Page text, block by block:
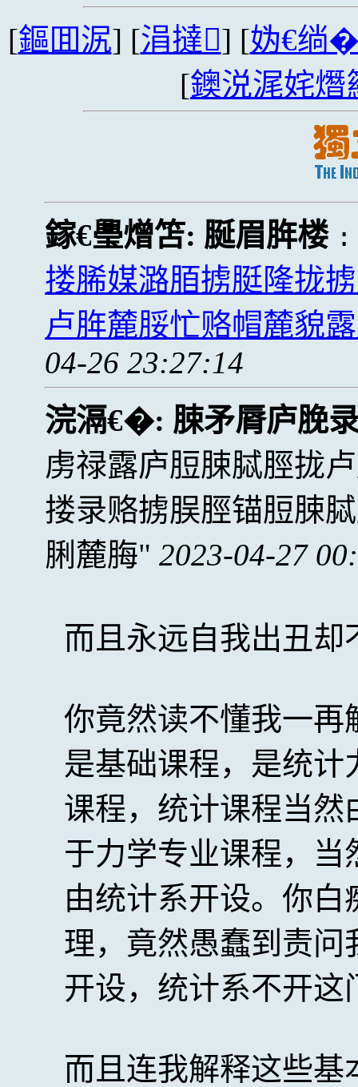
[鏂囬泦] [涓撻] [妫€绱
[鐭涚浘姹熸
鎵€璺熷笘: 脠眉脌楼
搂脪媒潞脜掳脡隆拢
卢脌麓脮忙赂帽麓貌
04-26 23:27:14
浣滆€�: 脨矛脣庐脕
虏禄露庐脰脨脦脛拢
搂录赂掳脵脛锚脰脨
脷麓脢
2023-04-27
而且永远自我出丑却
你竟然读不懂我一再
是基础课程，是统
课程，统计课程当
于力学专业课程，
由统计系开设。你
理，竟然愚蠢到责
开设，统计系不开这
而且连我解释这些